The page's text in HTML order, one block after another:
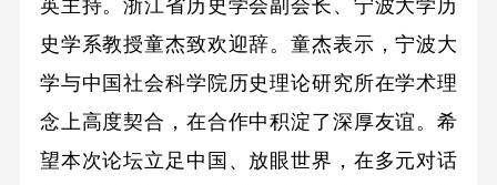
英主持。浙江省历史学会副会长、宁波大学历
史学系教授童杰致欢迎辞。童杰表示，宁波大
学与中国社会科学院历史理论研究所在学术理
念上高度契合，在合作中积淀了深厚友谊。希
望本次论坛立足中国、放眼世界，在多元对话